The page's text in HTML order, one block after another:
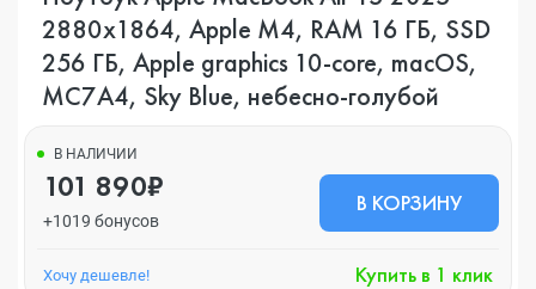
2880x1864, Apple M4, RAM 16 ГБ, SSD
256 ГБ, Apple graphics 10-core, macOS,
MC7A4, Sky Blue, небесно-голубой
В НАЛИЧИИ
101 890₽
+1019 бонусов
В КОРЗИНУ
Хочу дешевле! Купить в 1 клик